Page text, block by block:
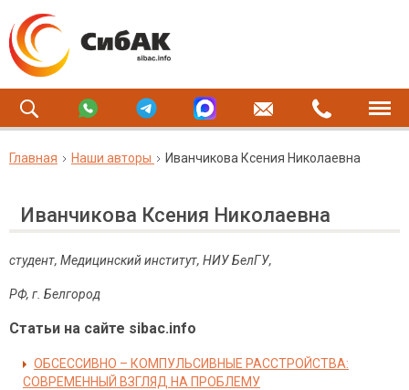
Главная Наши авторы Иванчикова Ксения Николаевна
Иванчикова Ксения Николаевна
студент, Медицинский институт, НИУ БелГУ,
РФ, г. Белгород
Статьи на сайте sibac.info
ОБСЕССИВНО – КОМПУЛЬСИВНЫЕ РАССТРОЙСТВА:
СОВРЕМЕННЫЙ ВЗГЛЯД НА ПРОБЛЕМУ